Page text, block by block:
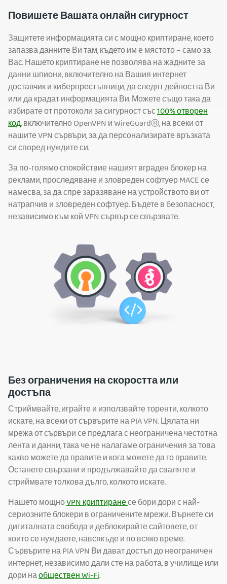
Повишете Вашата онлайн сигурност
Защитете информацията си с мощно криптиране, което
запазва данните Ви там, където им е мястото – само за
Вас. Нашето криптиране не позволява на жадните за
данни шпиони, включително на Вашия интернет
доставчик и киберпрестъпници, да следят дейността Ви
или да крадат информацията Ви. Можете също така да
избирате от протоколи за сигурност със100% отворен
код, включително OpenVPN и WireGuardⓇ, на всеки от
нашите VPN сървъри, за да персонализирате връзката
си според нуждите си.
За по-голямо спокойствие нашият вграден блокер на
реклами, проследяване и зловреден софтуер MACE се
намесва, за да спре заразяване на устройството ви от
натрапчив и зловреден софтуер. Бъдете в безопасност,
независимо към кой VPN сървър се свързвате.
Без ограничения на скоростта или
достъпа
Стриймвайте, играйте и използвайте торенти, колкото
искате, на всеки от сървърите на PIA VPN. Цялата ни
мрежа от сървъри се предлага с неограничена честотна
лента и данни, така че не налагаме ограничения за това
какво можете да правите и кога можете да го правите.
Останете свързани и продължавайте да сваляте и
стриймвате толкова дълго, колкото искате.
Нашето мощноVPN криптиранесе бори дори с най-
сериозните блокери в ограничените мрежи. Върнете си
дигиталната свобода и деблокирайте сайтовете, от
които се нуждаете, навсякъде и по всяко време.
Сървърите на PIA VPN Ви дават достъп до неограничен
интернет, независимо дали сте на работа, в училище или
дори наобществен Wi-Fi.